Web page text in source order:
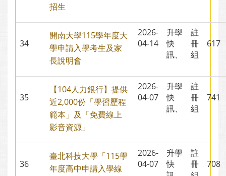
招生
34
開南大學115學年度大
學申請入學考生及家
長說明會
2026-
04-14
升學
快
訊、
註
冊
組
35
【104人力銀行】提供
近2,000份「學習歷程
範本」及「免費線上
影音資源」
2026-
04-07
升學
快
訊、
註
冊
組
36
臺北科技大學「115學
年度高中申請入學線
2026-
04-07
升學
快
註
冊